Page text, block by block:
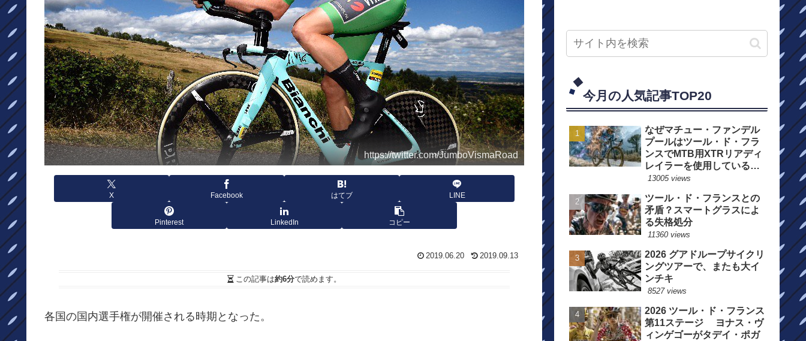
https://twitter.com/JumboVismaRoad
X Facebook はてブ LINE
Pinterest LinkedIn コピー
2019.06.20 2019.09.13
この記事は約6分で読めます。
各国の国内選手権が開催される時期となった。
今月の人気記事TOP20
なぜマチュー・ファンデル
プールはツール・ド・フラ
ンスでMTB用XTRリアディ
レイラーを使用しているの
か？
13005 views
ツール・ド・フランスとの
矛盾？スマートグラスによ
る失格処分
11360 views
2026 グアドループサイクリ
ングツアーで、またも大イ
ンチキ
8527 views
2026 ツール・ド・フランス
第11ステージ ヨナス・ヴ
ィンゲゴーがタデイ・ポガ